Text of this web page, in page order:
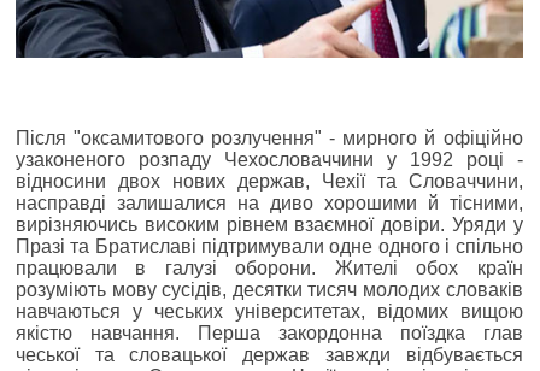
Після "оксамитового розлучення" - мирного й офіційно
узаконеного розпаду Чехословаччини у 1992 році -
відносини двох нових держав, Чехії та Словаччини,
насправді залишалися на диво хорошими й тісними,
вирізняючись високим рівнем взаємної довіри. Уряди у
Празі та Братиславі підтримували одне одного і спільно
працювали в галузі оборони. Жителі обох країн
розуміють мову сусідів, десятки тисяч молодих словаків
навчаються у чеських університетах, відомих вищою
якістю навчання. Перша закордонна поїздка глав
чеської та словацької держав завжди відбувається